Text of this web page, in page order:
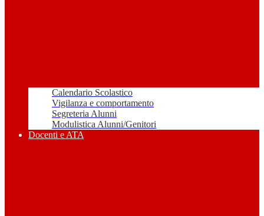
Calendario Scolastico
Vigilanza e comportamento
Segreteria Alunni
Modulistica Alunni/Genitori
Docenti e ATA